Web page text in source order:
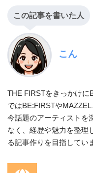
この記事を書いた人
こん
THE FIRSTをきっかけに
ではBE:FIRSTや
今話題のアーティストを
なく、経歴や魅力を整理
る記事作りを目指してい